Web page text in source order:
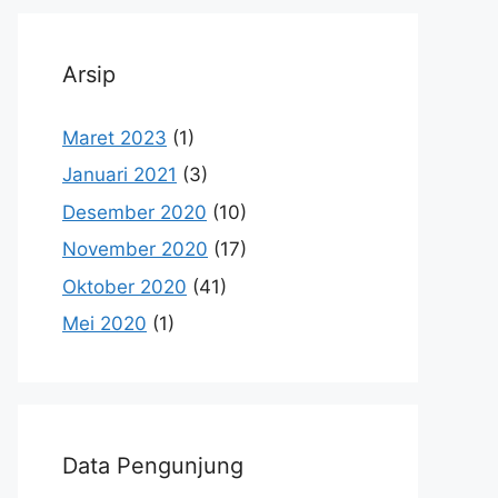
Arsip
Maret 2023 (1)
Januari 2021 (3)
Desember 2020 (10)
November 2020 (17)
Oktober 2020 (41)
Mei 2020 (1)
Data Pengunjung